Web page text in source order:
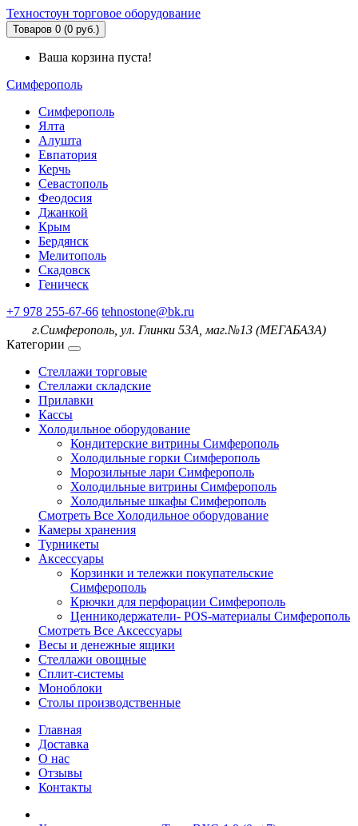
Техностоун торговое оборудование
Товаров 0 (0 руб.)
Ваша корзина пуста!
Симферополь
Симферополь
Ялта
Алушта
Евпатория
Керчь
Севастополь
Феодосия
Джанкой
Крым
Бердянск
Мелитополь
Скадовск
Геническ
+7 978 255-67-66 tehnostone@bk.ru
г.Симферополь, ул. Глинки 53А, маг.№13 (МЕГАБАЗА)
Категории
Стеллажи торговые
Стеллажи складские
Прилавки
Кассы
Холодильное оборудование
Кондитерские витрины Симферополь
Холодильные горки Симферополь
Морозильные лари Симферополь
Холодильные витрины Симферополь
Холодильные шкафы Симферополь
Смотреть Все Холодильное оборудование
Камеры хранения
Турникеты
Аксессуары
Корзинки и тележки покупательские
Симферополь
Крючки для перфорации Симферополь
Ценникодержатели- POS-материалы Симферополь
Смотреть Все Аксессуары
Весы и денежные ящики
Стеллажи овощные
Сплит-системы
Моноблоки
Столы производственные
Главная
Доставка
О нас
Отзывы
Контакты